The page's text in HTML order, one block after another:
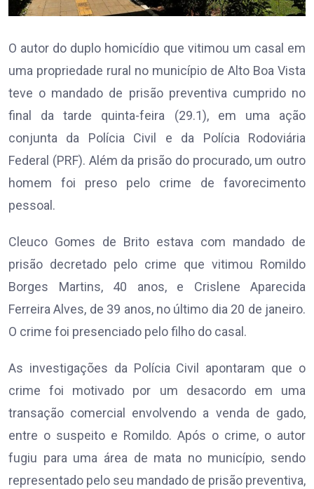
O autor do duplo homicídio que vitimou um casal em
uma propriedade rural no município de Alto Boa Vista
teve o mandado de prisão preventiva cumprido no
final da tarde quinta-feira (29.1), em uma ação
conjunta da Polícia Civil e da Polícia Rodoviária
Federal (PRF). Além da prisão do procurado, um outro
homem foi preso pelo crime de favorecimento
pessoal.
Cleuco Gomes de Brito estava com mandado de
prisão decretado pelo crime que vitimou Romildo
Borges Martins, 40 anos, e Crislene Aparecida
Ferreira Alves, de 39 anos, no último dia 20 de janeiro.
O crime foi presenciado pelo filho do casal.
As investigações da Polícia Civil apontaram que o
crime foi motivado por um desacordo em uma
transação comercial envolvendo a venda de gado,
entre o suspeito e Romildo. Após o crime, o autor
fugiu para uma área de mata no município, sendo
representado pelo seu mandado de prisão preventiva,